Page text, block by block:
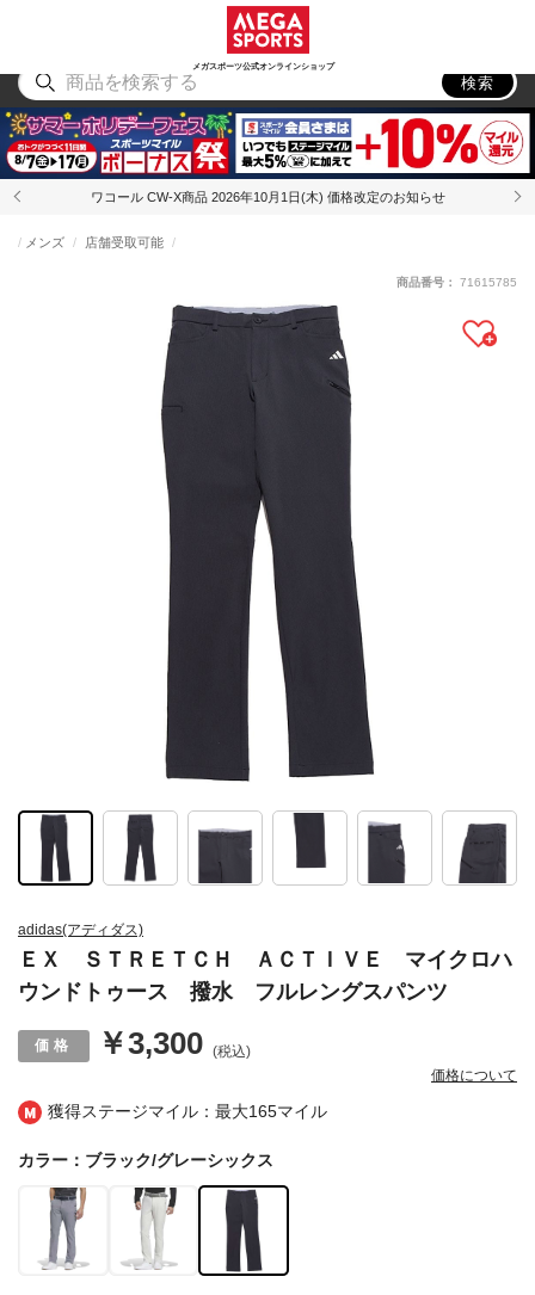
メガスポーツ公式オンラインショップ
アウトドア
検索
ワコール CW-X商品 2026年10月1日(木) 価格改定のお知らせ
獲得ステージマイル：最大165マイル
adidas(アディダス)
ＥＸ ＳＴＲＥＴＣＨ ＡＣＴＩＶＥ マイクロハ
ウンドトゥース 撥水 フルレングスパンツ
メンズ 店舗受取可能
￥3,300 (税込)
価格について
商品番号： 71615785
カラー：ブラック/グレーシックス